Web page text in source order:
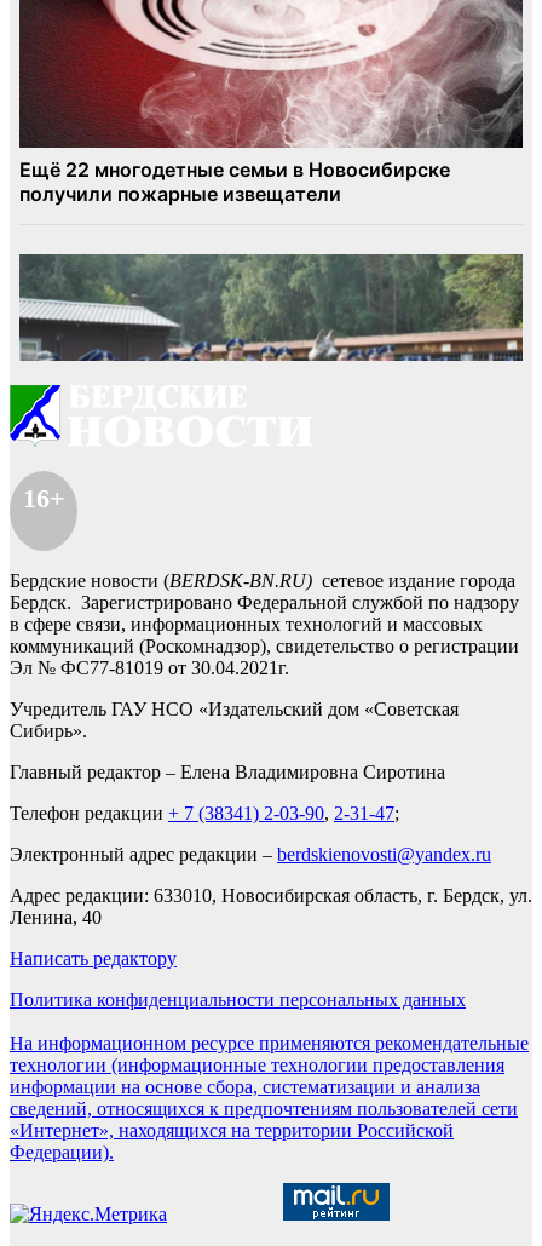
16+
Бердские новости (BERDSK-BN.RU) сетевое издание города
Бердск. Зарегистрировано Федеральной службой по надзору
в сфере связи, информационных технологий и массовых
коммуникаций (Роскомнадзор), свидетельство о регистрации
Эл № ФС77-81019 от 30.04.2021г.
Учредитель ГАУ НСО «Издательский дом «Советская
Сибирь».
Главный редактор – Елена Владимировна Сиротина
Телефон редакции + 7 (38341) 2-03-90, 2-31-47;
Электронный адрес редакции – berdskienovosti@yandex.ru
Адрес редакции: 633010, Новосибирская область, г. Бердск, ул.
Ленина, 40
Написать редактору
Политика конфиденциальности персональных данных
На информационном ресурсе применяются рекомендательные
технологии (информационные технологии предоставления
информации на основе сбора, систематизации и анализа
сведений, относящихся к предпочтениям пользователей сети
«Интернет», находящихся на территории Российской
Федерации).